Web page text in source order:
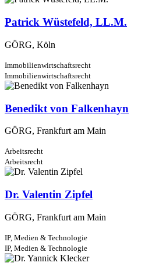
Patrick Wüstefeld, LL.M.
GÖRG, Köln
Immobilienwirtschaftsrecht
Immobilienwirtschaftsrecht
Benedikt von Falkenhayn
GÖRG, Frankfurt am Main
Arbeitsrecht
Arbeitsrecht
Dr. Valentin Zipfel
GÖRG, Frankfurt am Main
IP, Medien & Technologie
IP, Medien & Technologie